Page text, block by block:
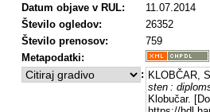
Datum objave v RUL:
11.07.2014
Število ogledov:
26352
Število prenosov:
759
Metapodatki:
: KLOBČAR,
sten :
Klobučar.